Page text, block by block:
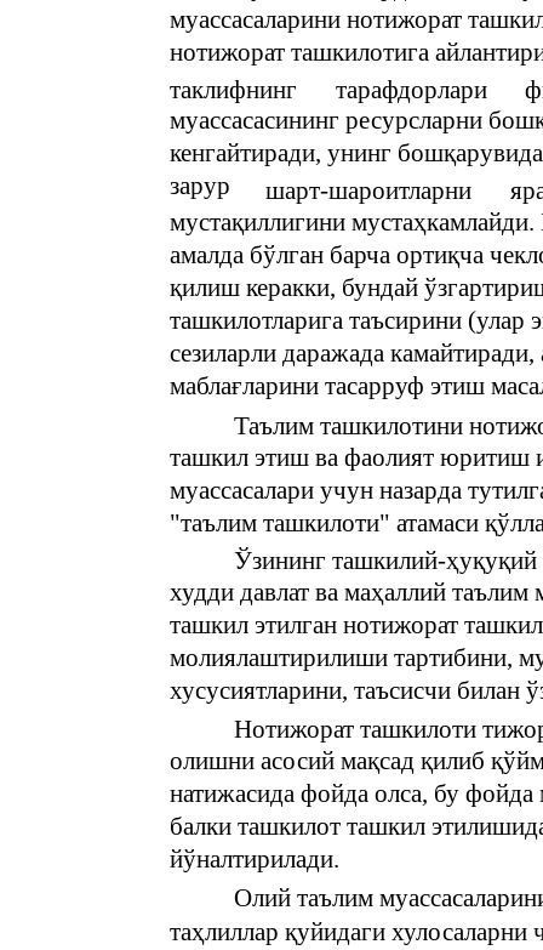
муассасаларини нотижорат
нотижорат ташкилотига
таклифнинг
тарафдорлари
муассасасининг ресурсларни
кенгайтиради, унинг
зарур
шарт-шароитларни
мустақиллигини
амалда бўлган барча ортиқча
қилиш керакки, бундай
ташкилотларига таъсирини (улар
сезиларли даражада
маблағларини тасарруф этиш
Таълим ташкилотини
ташкил этиш ва фаолият юритиш
муассасалари учун назарда
"таълим ташкилоти" атамаси
Ўзининг ташкилий-ҳуқуқий
худди давлат ва маҳаллий таълим
ташкил этилган нотижорат
молиялаштирилиши тартибини,
хусусиятларини, таъсисчи билан
Нотижорат ташкилоти
олишни асосий мақсад қилиб
натижасида фойда олса, бу фойда
балки ташкилот ташкил
йўналтирилади.
Олий таълим
таҳлиллар қуйидаги